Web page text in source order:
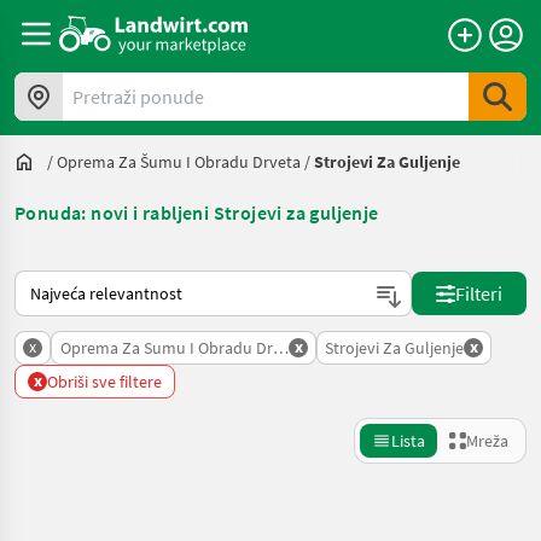
Pretraži ponude
/Oprema Za Šumu I Obradu Drveta /Strojevi Za Guljenje
Ponuda: novi i rabljeni Strojevi za guljenje
Način na koji sortira Landwirt.com
Filteri
x Oprema Za Sumu I Obradu Drveta
x Strojevi Za Guljenje x
x Obriši sve filtere
Lista Mreža